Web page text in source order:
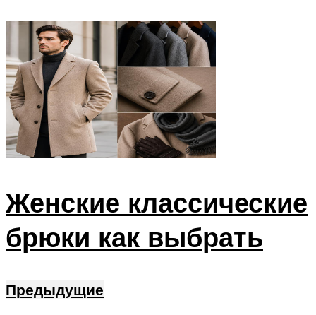
Женские классические
брюки как выбрать
Предыдущие